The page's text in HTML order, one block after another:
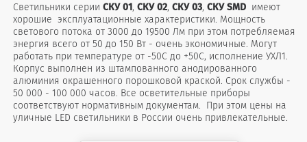
Cветильники серии СКУ 01, СКУ 02, СКУ 03, СКУ SMDимеют
хорошие эксплуатационные характеристики. Мощность
светового потока от 3000 до 19500 Лм при этом потребляемая
энергия всего от 50 до 150 Вт - очень экономичные. Могут
работать при температуре от -50С до +50С, исполнение УХЛ1.
Корпус выполнен из штампованного анодированного
алюминия окрашенного порошковой краской. Срок службы -
50 000 - 100 000 часов. Все осветительные приборы
соответствуют нормативным документам. При этом цены на
уличные LED светильники в России очень привлекательные.